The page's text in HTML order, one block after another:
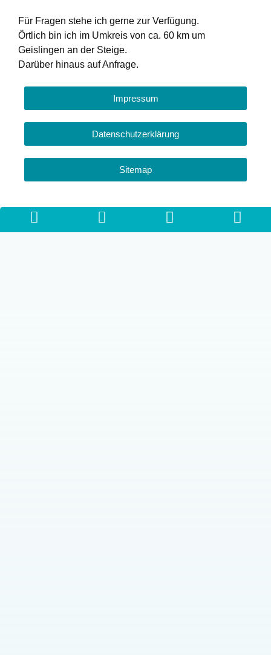
Für Fragen stehe ich gerne zur Verfügung.
Örtlich bin ich im Umkreis von ca. 60 km um
Geislingen an der Steige.
Darüber hinaus auf Anfrage.
Impressum
Datenschutzerklärung
Sitemap